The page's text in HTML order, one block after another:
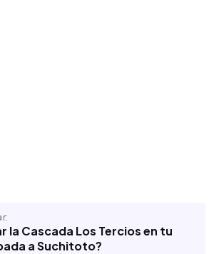
la Cascada Los Tercios en tu
a Suchitoto?